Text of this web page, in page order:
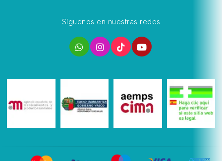
Síguenos en nuestras redes